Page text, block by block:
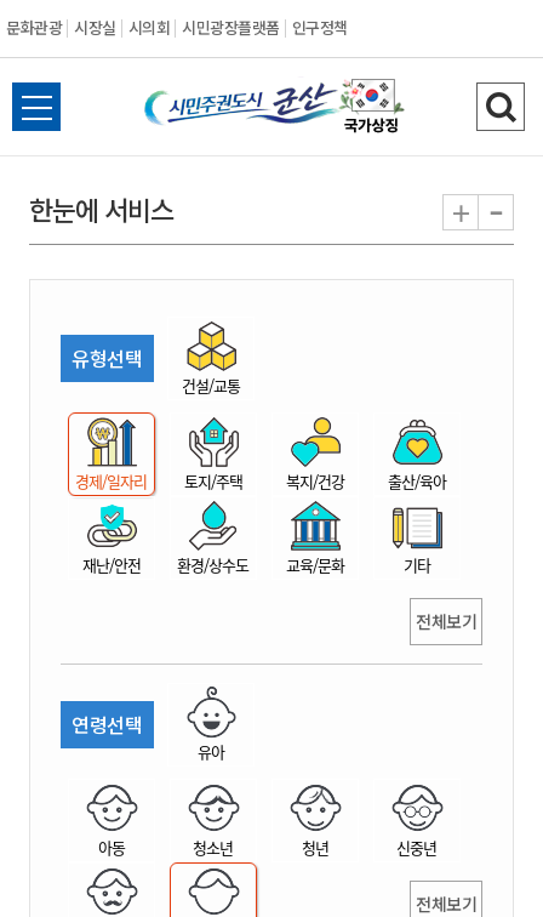
문화관광 시장실 시의회 시민광장플랫폼 인구정책
시
민
권
시
산
전
체
뉴
열
검
색
기
한눈에 서비스 + -
유형선택
건설/교통
경제/일자리 토지/주택 복지/건강 출산/육아
재난/안전 환경/상수도 교육/문화 기타
전체보기
연령선택
유아
아동 청소년 청년 신중년
전체보기